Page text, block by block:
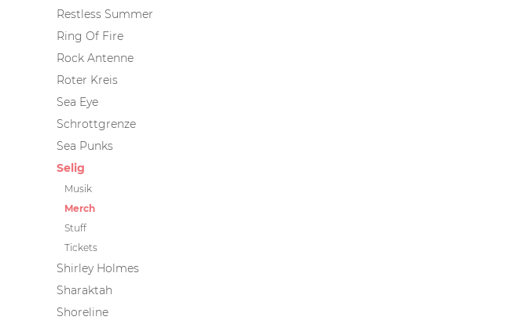
Restless Summer
Ring Of Fire
Rock Antenne
Roter Kreis
Sea Eye
Schrottgrenze
Sea Punks
Selig
Musik
Merch
Stuff
Tickets
Shirley Holmes
Sharaktah
Shoreline